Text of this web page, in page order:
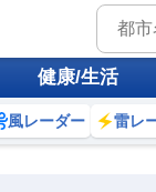
健康/生活
風レーダー 雷レ